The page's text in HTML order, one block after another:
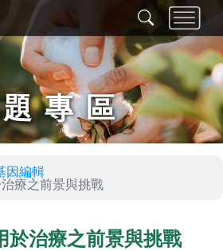
專區
因編輯
療之前景與挑戰
於治療之前景與挑戰